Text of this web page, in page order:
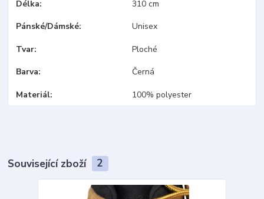
Délka 310 cm
Pánské/Dámské Unisex
Tvar Ploché
Barva Černá
Materiál 100% polyester
Související zboží 2